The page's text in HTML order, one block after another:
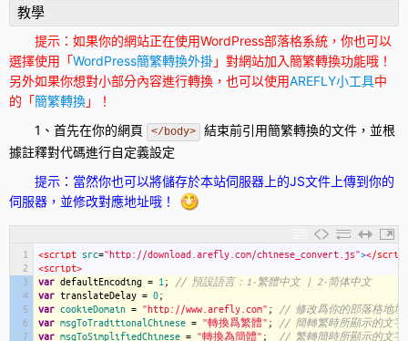
教學
提示：如果你的網站正在使用WordPress部落格系統，你也可以
選擇使用「WordPress簡繁轉換外掛」對網站加入簡繁轉換功能哦！
另外如果你想對小部分內容進行轉換，也可以使用AREFLY小工具中
的「簡繁轉換」！
1、首先在你的網頁
</body>
結束前引用簡繁轉換的文件，並根
據註釋對代碼進行自定義設定
提示：當然你也可以將儲存於本站伺服器上的JS文件上傳到你的
伺服器，並修改對應地址哦！
1
2
3
4
5
6
7
<script src="http://download.arefly.com/chinese_convert.js"></
<script>
var defaultEncoding = 1 ;
// 預設語言：1-繁體中文 | 2-简体中文
var translateDelay = 0;
var cookieDomain = "http://www.arefly.com" ;
// 修改爲你的部落格地址
var msgToTraditionalChinese = "轉換爲繁體" ;
// 簡轉繁時所顯示的文字
var msgToSimplifiedChinese = "轉換為簡體" ;
// 繁轉簡時所顯示的文字